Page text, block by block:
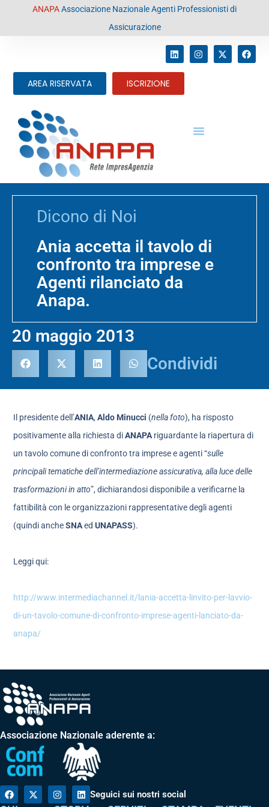
contenutoANAPAAssociazione Nazionale Agenti Professionisti di
Assicurazione
AREA RISERVATA ISCRIZIONE
Dicono di Noi
Ania accetta il tavolo di
confronto tra imprese e
Agenti rilanciato da
Anapa.
20 maggio 2013
Condividi
Il presidente dell’ANIA,Aldo Minucci (nella foto), ha risposto
positivamente alla richiesta diANAPA riguardante la riapertura di
un tavolo comune di confronto tra imprese e agenti “sulle
principali tematiche dell’intermediazione assicurativa, alla luce delle
trasformazioni in atto”, dichiarandosi disponibile a verificarne la
fattibilità con le organizzazioni rappresentative degli agenti
(quindi ancheSNAedUNAPASS).
Leggi qui:
http://www.intermediachannel.it/lania-accetta-linvito-per-lavvio-
di-un-tavolo-comune-di-confronto-imprese-agenti-lanciato-da-
anapa/
Associazione Nazionale aderente a:
Seguici sui nostri social